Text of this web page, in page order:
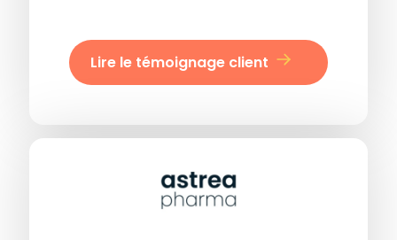
Lire le témoignage client